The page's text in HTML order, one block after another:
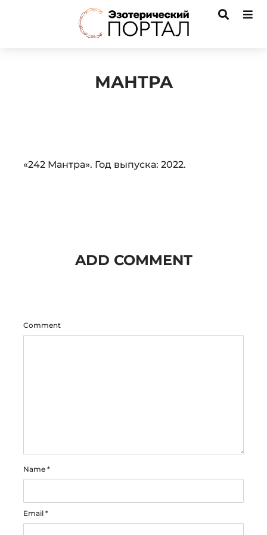
МАНТРА
Audio
«242 Мантра». Год выпуска: 2022.
ADD COMMENT
Comment
Name *
Email *